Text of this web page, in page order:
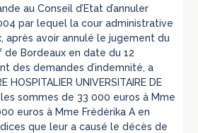
au Conseil d’Etat d’annuler
par lequel la cour administrative
après avoir annulé le jugement du
Bordeaux en date du 12
des demandes d’indemnité, a
HOSPITALIER UNIVERSITAIRE DE
les sommes de 33 000 euros à Mme
euros à Mme Frédérika A en
que leur a causé le décès de